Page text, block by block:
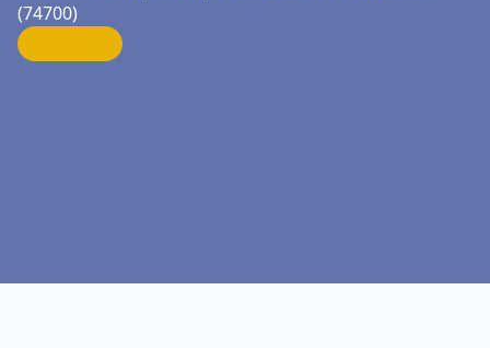
(74700)